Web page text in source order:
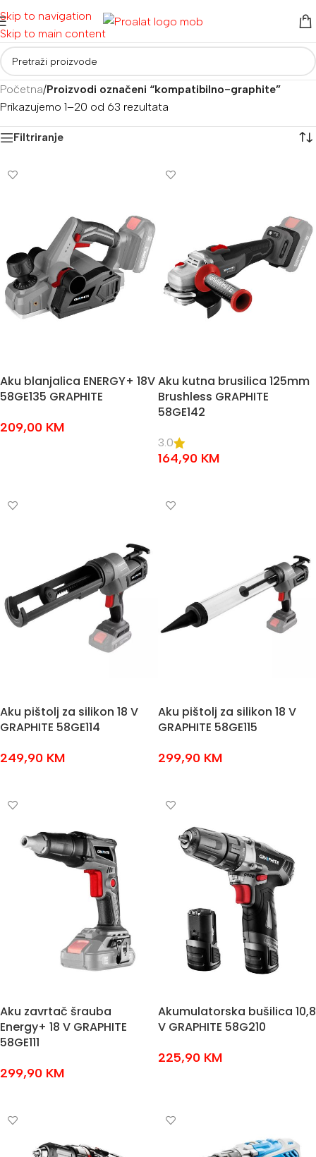
Skip to navigation
Skip to main content
Početna/Proizvodi označeni “kompatibilno-graphite”
Prikazujemo 1–20 od 63 rezultata
Filtriranje
Aku blanjalica ENERGY+ 18V
58GE135 GRAPHITE
209,00 KM
Aku kutna brusilica 125mm
Brushless GRAPHITE
58GE142
3.0
164,90 KM
Aku pištolj za silikon 18 V
GRAPHITE 58GE114
249,90 KM
Aku pištolj za silikon 18 V
GRAPHITE 58GE115
299,90 KM
Aku zavrtač šrauba
Energy+ 18 V GRAPHITE
58GE111
299,90 KM
Akumulatorska bušilica 10,8
V GRAPHITE 58G210
225,90 KM